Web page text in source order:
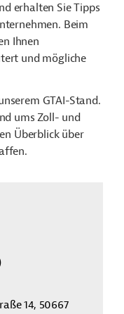
erhalten Sie Tipps
Beim
Ihnen
und mögliche
GTAI-Stand.
ums Zoll- und
Überblick über
14, 50667